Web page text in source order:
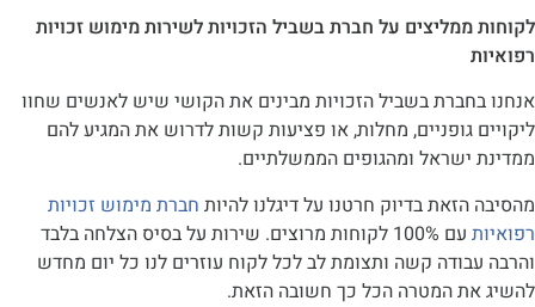
ממליצים על חברת בשביל הזכויות לשירות מימוש זכויות
בחברת בשביל הזכויות מבינים את הקושי שיש לאנשים שחוו
גופניים, מחלות, או פציעות קשות לדרוש את המגיע להם
ישראל ומהגופים הממשלתיים.
הזאת בדיוק חרטנו על דיגלנו להיותחברת מימוש זכויות
עם 100% לקוחות מרוצים. שירות על בסיס הצלחה בלבד
עבודה קשה ותצומת לב לכל לקוח עוזרים לנו כל יום מחדש
את המטרה הכל כך חשובה הזאת.